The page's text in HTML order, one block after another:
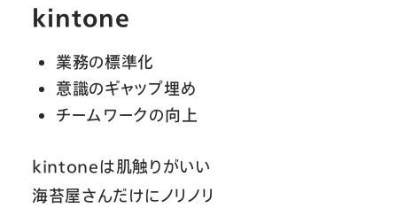
kintone
業務の標準化
意識のギャップ埋め
チームワークの向上
kintoneは肌触りがいい
海苔屋さんだけにノリノリ